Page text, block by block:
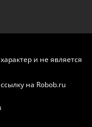
и не является
на Robob.ru